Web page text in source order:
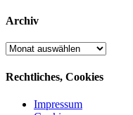
Archiv
Archiv
Rechtliches, Cookies
Impressum